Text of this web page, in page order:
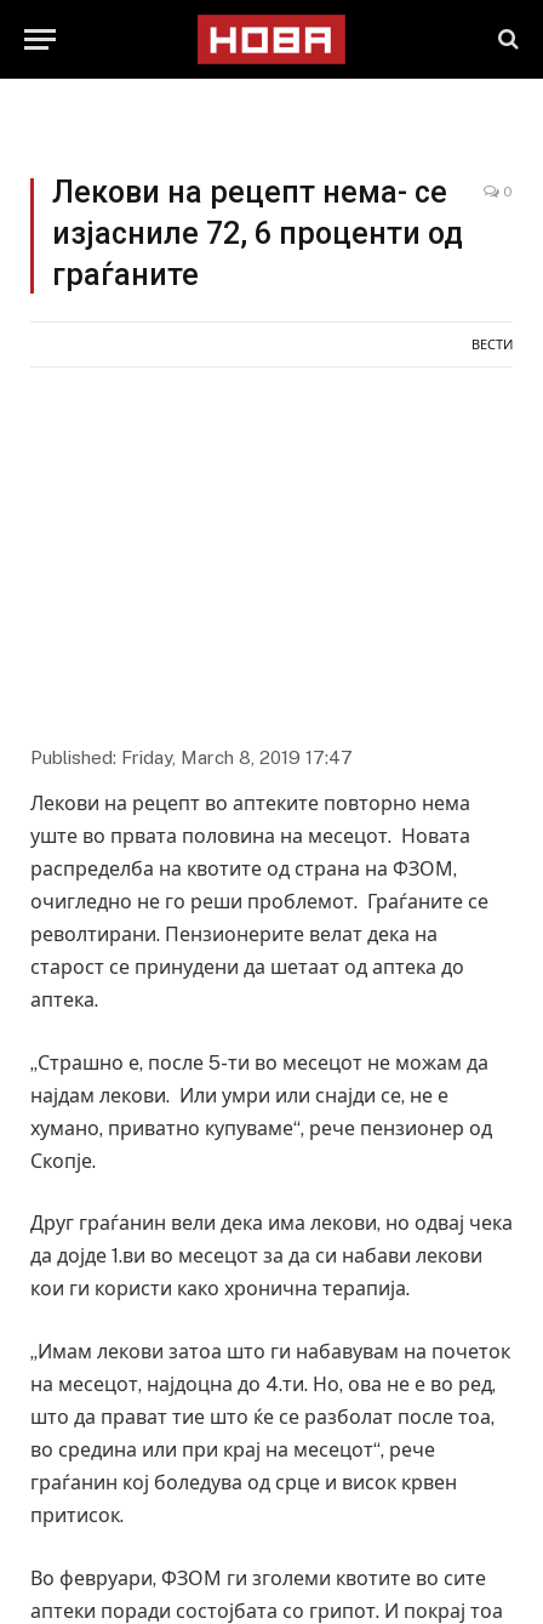
Лекови на рецепт нема- се
изјасниле 72, 6 проценти од
граѓаните
0
ВЕСТИ
Published: Friday, March 8, 2019 17:47
Лекови на рецепт во аптеките повторно нема
уште во првата половина на месецот. Новата
распределба на квотите од страна на ФЗОМ,
очигледно не го реши проблемот. Граѓаните се
револтирани. Пензионерите велат дека на
старост се принудени да шетаат од аптека до
аптека.
„Страшно е, после 5-ти во месецот не можам да
најдам лекови. Или умри или снајди се, не е
хумано, приватно купуваме“, рече пензионер од
Скопје.
Друг граѓанин вели дека има лекови, но одвај чека
да дојде 1.ви во месецот за да си набави лекови
кои ги користи како хронична терапија.
„Имам лекови затоа што ги набавувам на почеток
на месецот, најдоцна до 4.ти. Но, ова не е во ред,
што да прават тие што ќе се разболат после тоа,
во средина или при крај на месецот“, рече
граѓанин кој боледува од срце и висок крвен
притисок.
Во февруари, ФЗОМ ги зголеми квотите во сите
аптеки поради состојбата со грипот. И покрај тоа